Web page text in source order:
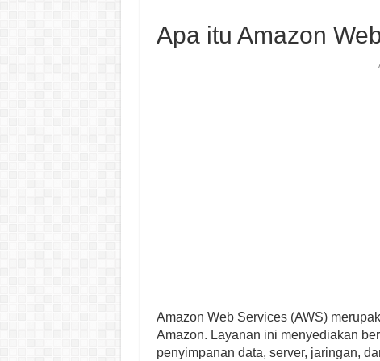
Apa itu Amazon
Amazon Web Services (AWS)
Amazon. Layanan ini menyediakan
penyimpanan data, server, jaringan,